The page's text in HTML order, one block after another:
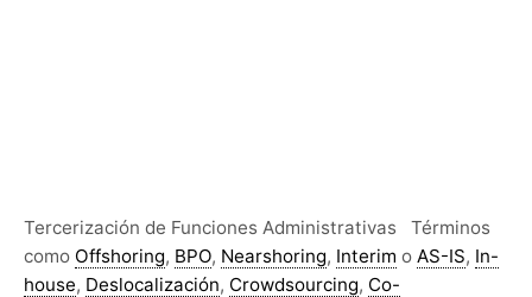
Tercerización de Funciones Administrativas Términos
como Offshoring, BPO, Nearshoring, Interim o AS-IS, In-
house, Deslocalización, Crowdsourcing, Co-